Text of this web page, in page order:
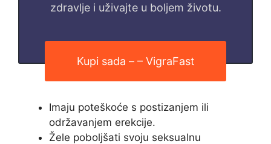
zdravlje i uživajte u boljem životu.
Kupi sada – – VigraFast
Imaju poteškoće s postizanjem ili
održavanjem erekcije.
Žele poboljšati svoju seksualnu